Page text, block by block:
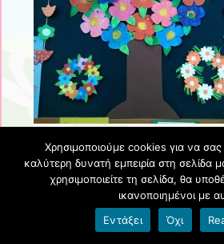
Δημοσιεύθηκε στις2 Μαΐου 2025
Χρησιμοποιούμε cookies για να
καλύτερη δυνατή εμπειρία στη σελίδα
χρησιμοποιείτε τη σελίδα, θα
ικανοποιημένοι με
Εντάξει
Όχι